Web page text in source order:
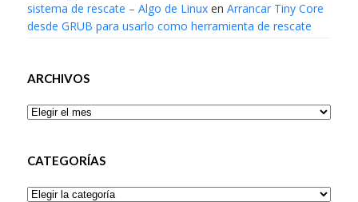
sistema de rescate – Algo de Linuxen Arrancar Tiny Core
desde GRUB para usarlo como herramienta de rescate
ARCHIVOS
Archivos
CATEGORÍAS
Categorías